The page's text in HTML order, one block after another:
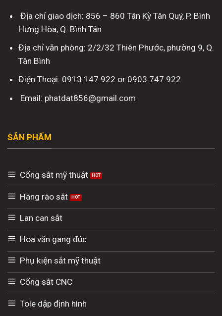
Địa chỉ giao dịch: 856 – 860 Tân Kỳ Tân Quý, P. Bình
Hưng Hòa, Q. Bình Tân
Địa chỉ văn phòng: 2/2/32 Thiên Phước, phường 9, Q.
Tân Bình
Điện Thoại: 0913.147.922 or 0903.747.922
Email: phatdat856@gmail.com
SẢN PHẨM
Cổng sắt mỹ thuật
Hàng rào sắt
Lan can sắt
Hoa văn gang đúc
Phụ kiện sắt mỹ thuật
Cổng sắt CNC
Tole dập định hình